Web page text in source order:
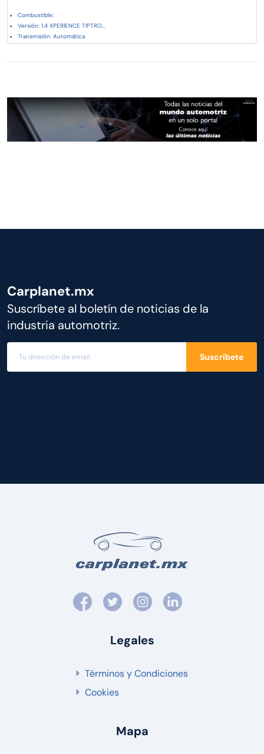
Combustible:
Versión: 1.4 XPERIENCE TIPTRO...
Transmisión: Automática
Carplanet.mx
Suscríbete al boletín de noticias de la
industria automotriz.
Suscríbete
Legales
Términos y Condiciones
Cookies
Mapa